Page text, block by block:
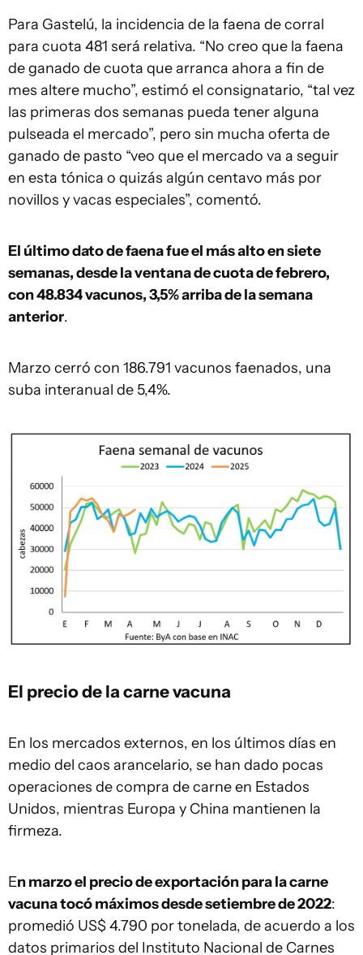
Para Gastelú, la incidencia de la faena de corral
para cuota 481 será relativa. “No creo que la faena
de ganado de cuota que arranca ahora a fin de
mes altere mucho”, estimó el consignatario, “tal vez
las primeras dos semanas pueda tener alguna
pulseada el mercado”, pero sin mucha oferta de
ganado de pasto “veo que el mercado va a seguir
en esta tónica o quizás algún centavo más por
novillos y vacas especiales”, comentó.
El último dato de faena fue el más alto en siete
semanas, desde la ventana de cuota de febrero,
con 48.834 vacunos, 3,5% arriba de la semana
anterior.
Marzo cerró con 186.791 vacunos faenados, una
suba interanual de 5,4%.
El precio de la carne vacuna
En los mercados externos, en los últimos días en
medio del caos arancelario, se han dado pocas
operaciones de compra de carne en Estados
Unidos, mientras Europa y China mantienen la
firmeza.
En marzo el precio de exportación para la carne
vacuna tocó máximos desde setiembre de 2022:
promedió US$ 4.790 por tonelada, de acuerdo a los
datos primarios del Instituto Nacional de Carnes